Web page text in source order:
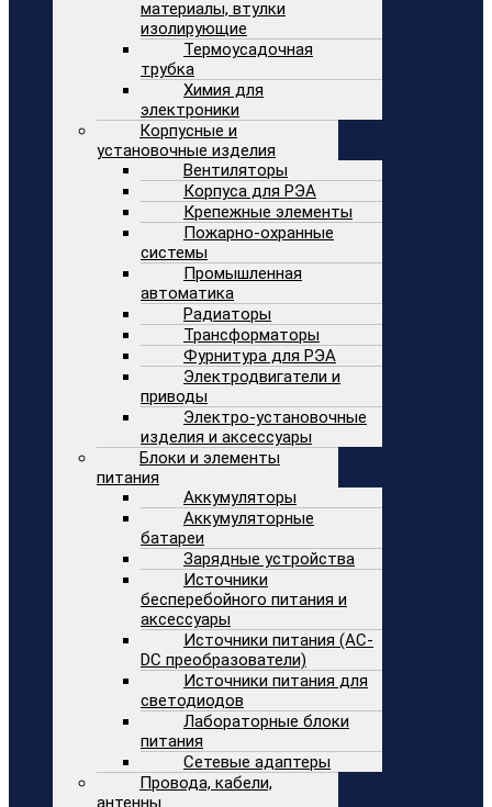
материалы, втулки
изолирующие
Термоусадочная
трубка
Химия для
электроники
Корпусные и
установочные изделия
Вентиляторы
Корпуса для РЭА
Крепежные элементы
Пожарно-охранные
системы
Промышленная
автоматика
Радиаторы
Трансформаторы
Фурнитура для РЭА
Электродвигатели и
приводы
Электро-установочные
изделия и аксессуары
Блоки и элементы
питания
Аккумуляторы
Аккумуляторные
батареи
Зарядные устройства
Источники
бесперебойного питания и
аксессуары
Источники питания (AC-
DC преобразователи)
Источники питания для
светодиодов
Лабораторные блоки
питания
Сетевые адаптеры
Провода, кабели,
антенны